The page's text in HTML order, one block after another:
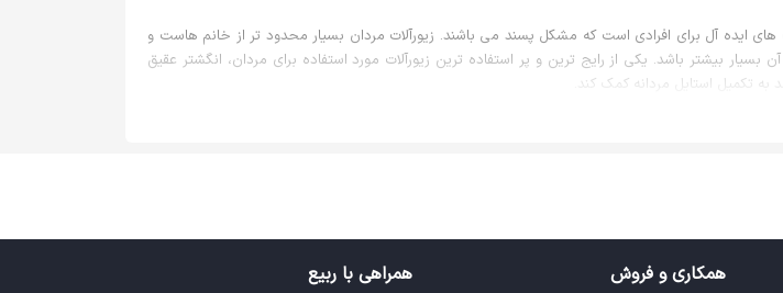
های ایده آل برای افرادی است که مشکل پسند می باشند. زیورآلات مردان بسیار محدود تر از خانم هاست و
بیشتر باشد. یکی از رایج ترین و پر استفاده ترین زیورآلات مورد استفاده برای مردان، انگشتر عقیق
تکمیل استایل مردانه کمک کند.
همکاری و فروش همراهی با ربیع